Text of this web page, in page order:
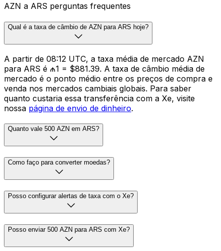
AZN a ARS perguntas frequentes
Qual é a taxa de câmbio de AZN para ARS hoje?
A partir de 08:12 UTC, a taxa média de mercado AZN
para ARS é ₼1 = $881.39. A taxa de câmbio média de
mercado é o ponto médio entre os preços de compra e
venda nos mercados cambiais globais. Para saber
quanto custaria essa transferência com a Xe, visite
nossa página de envio de dinheiro.
Quanto vale 500 AZN em ARS?
Como faço para converter moedas?
Posso configurar alertas de taxa com o Xe?
Posso enviar 500 AZN para ARS com Xe?